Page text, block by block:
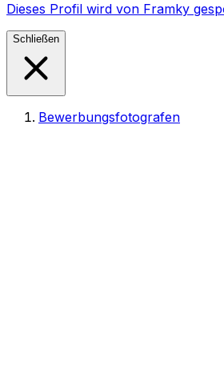
Dieses Profil wird von Framky
Schließen
Bewerbungsfotografen